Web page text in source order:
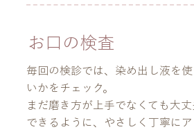
お口の検査
毎回の検診では、染め出し液を
いかをチェック。
まだ磨き方が上手でなくても大
できるように、やさしく丁寧にア